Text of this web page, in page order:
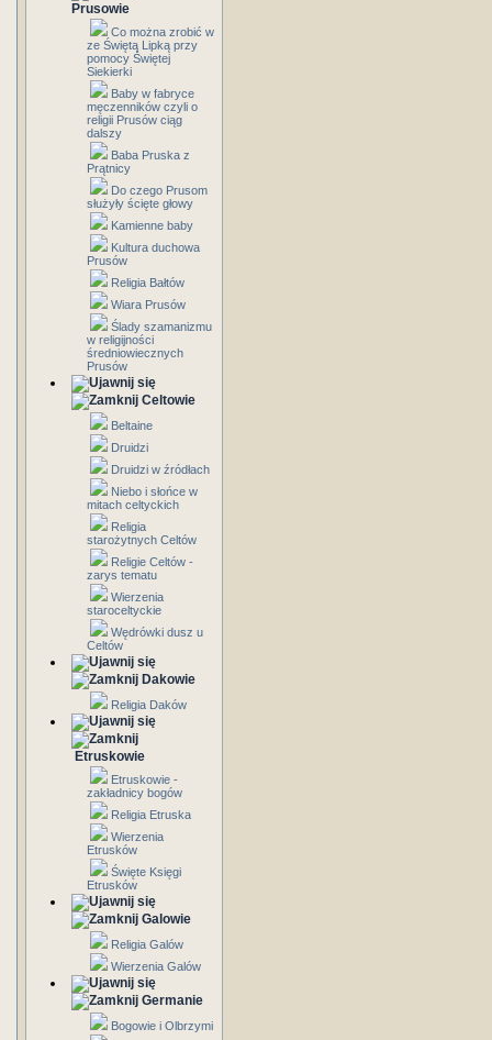
Prusowie
Co można zrobić w
ze Świętą Lipką przy
pomocy Świętej
Siekierki
Baby w fabryce
męczenników czyli o
religii Prusów ciąg
dalszy
Baba Pruska z
Prątnicy
Do czego Prusom
służyły ścięte głowy
Kamienne baby
Kultura duchowa
Prusów
Religia Bałtów
Wiara Prusów
Ślady szamanizmu
w religijności
średniowiecznych
Prusów
Celtowie
Beltaine
Druidzi
Druidzi w źródłach
Niebo i słońce w
mitach celtyckich
Religia
starożytnych Celtów
Religie Celtów -
zarys tematu
Wierzenia
staroceltyckie
Wędrówki dusz u
Celtów
Dakowie
Religia Daków
Etruskowie
Etruskowie -
zakładnicy bogów
Religia Etruska
Wierzenia
Etrusków
Święte Księgi
Etrusków
Galowie
Religia Galów
Wierzenia Galów
Germanie
Bogowie i Olbrzymi